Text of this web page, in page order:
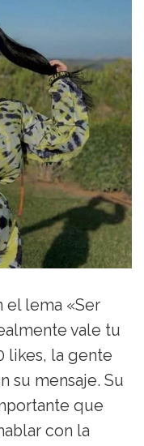
el lema «Ser
vale tu
likes, la gente
su mensaje. Su
que
con la